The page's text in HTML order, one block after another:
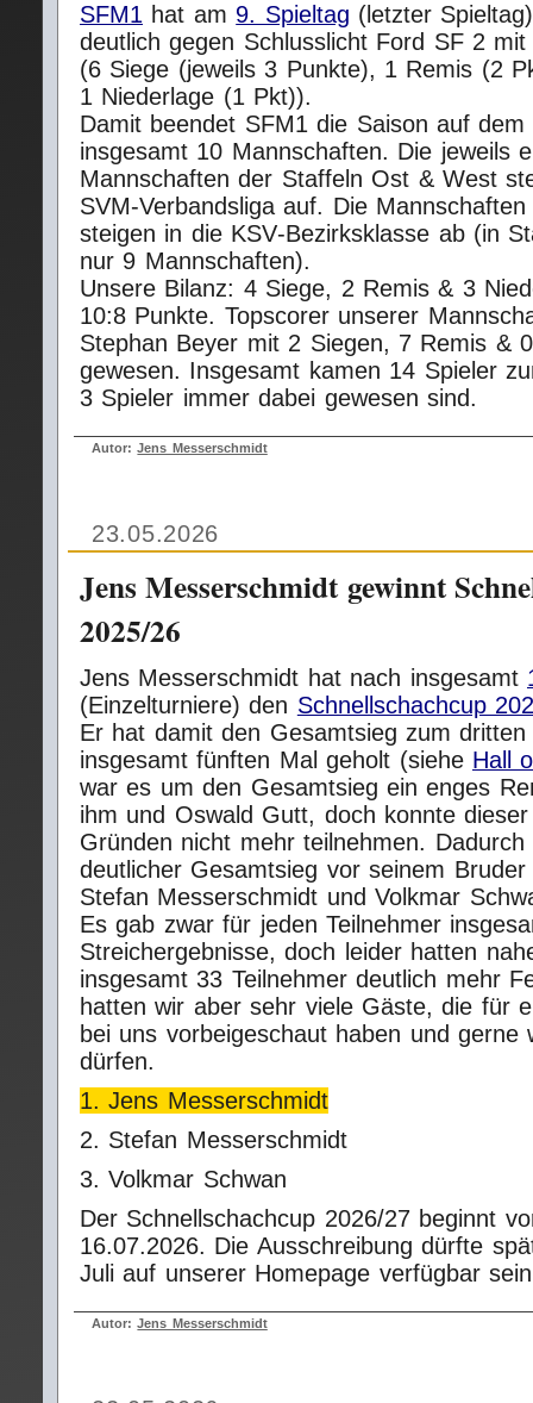
SFM1 hat am 9. Spieltag (letzter
deutlich gegen Schlusslicht Ford SF 2
(6 Siege (jeweils 3 Punkte), 1 Remis (2
1 Niederlage (1 Pkt)).
Damit beendet SFM1 die Saison auf
insgesamt 10 Mannschaften. Die jeweils
Mannschaften der Staffeln Ost & West
SVM‑Verbandsliga auf. Die
steigen in die KSV‑Bezirksklasse ab (in
nur 9 Mannschaften).
Unsere Bilanz: 4 Siege, 2 Remis & 3
10:8 Punkte. Topscorer unserer
Stephan Beyer mit 2 Siegen, 7 Remis &
gewesen. Insgesamt kamen 14 Spieler
3 Spieler immer dabei gewesen sind.
Autor:Jens Messerschmidt
23.05.2026
Jens Messerschmidt gewinnt
2025/26
Jens Messerschmidt hat nach insgesamt
(Einzelturniere) den Schnellschachcup
Er hat damit den Gesamtsieg zum
insgesamt fünften Mal geholt (siehe Hall
war es um den Gesamtsieg ein enges
ihm und Oswald Gutt, doch konnte
Gründen nicht mehr teilnehmen.
deutlicher Gesamtsieg vor seinem Bruder
Stefan Messerschmidt und Volkmar
Es gab zwar für jeden Teilnehmer
Streichergebnisse, doch leider hatten
insgesamt 33 Teilnehmer deutlich mehr
hatten wir aber sehr viele Gäste, die für
bei uns vorbeigeschaut haben und gerne
dürfen.
1. Jens Messerschmidt
2. Stefan Messerschmidt
3. Volkmar Schwan
Der Schnellschachcup 2026/27 beginnt
16.07.2026. Die Ausschreibung dürfte
Juli auf unserer Homepage verfügbar
Autor:Jens Messerschmidt